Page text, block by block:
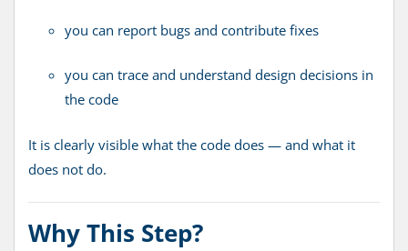
you can report bugs and contribute fixes
you can trace and understand design decisions in
the code
It is clearly visible what the code does — and what it
does not do.
Why This Step?